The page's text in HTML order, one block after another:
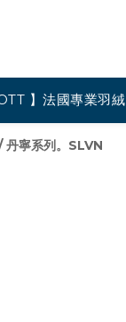
】法國專業羽絨
丹寧系列。SLVN